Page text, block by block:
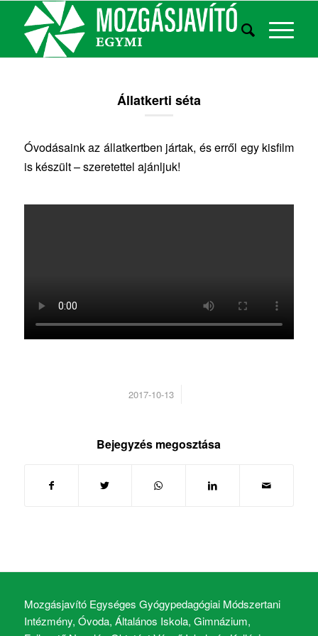
Állatkerti séta
Óvodásaink az állatkertben jártak, és erről egy kisfilm
is készült – szeretettel ajánljuk!
2017-10-13
/
Bejegyzés megosztása
Mozgásjavító Egységes Gyógypedagógiai Módszertani
Intézmény, Óvoda, Általános Iskola, Gimnázium,